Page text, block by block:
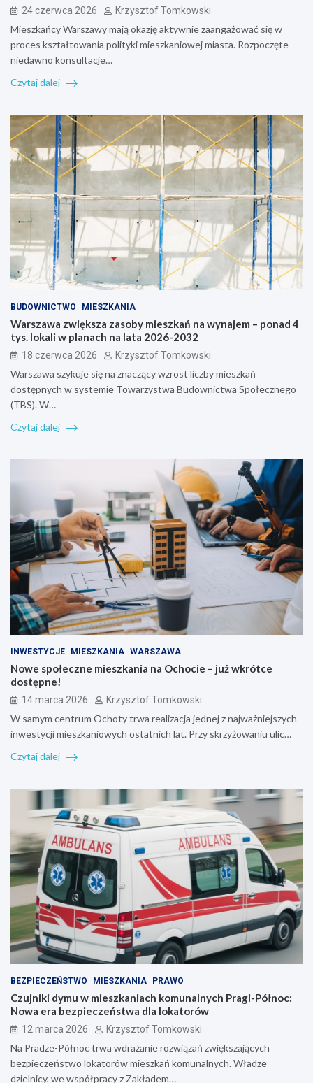
24 czerwca 2026 Krzysztof Tomkowski
Mieszkańcy Warszawy mają okazję aktywnie zaangażować się w
proces kształtowania polityki mieszkaniowej miasta. Rozpoczęte
niedawno konsultacje…
Czytaj dalej
BUDOWNICTWO MIESZKANIA
Warszawa zwiększa zasoby mieszkań na wynajem – ponad 4
tys. lokali w planach na lata 2026-2032
18 czerwca 2026 Krzysztof Tomkowski
Warszawa szykuje się na znaczący wzrost liczby mieszkań
dostępnych w systemie Towarzystwa Budownictwa Społecznego
(TBS). W…
Czytaj dalej
INWESTYCJE MIESZKANIA WARSZAWA
Nowe społeczne mieszkania na Ochocie – już wkrótce
dostępne!
14 marca 2026 Krzysztof Tomkowski
W samym centrum Ochoty trwa realizacja jednej z najważniejszych
inwestycji mieszkaniowych ostatnich lat. Przy skrzyżowaniu ulic…
Czytaj dalej
BEZPIECZEŃSTWO MIESZKANIA PRAWO
Czujniki dymu w mieszkaniach komunalnych Pragi-Północ:
Nowa era bezpieczeństwa dla lokatorów
12 marca 2026 Krzysztof Tomkowski
Na Pradze-Północ trwa wdrażanie rozwiązań zwiększających
bezpieczeństwo lokatorów mieszkań komunalnych. Władze
dzielnicy, we współpracy z Zakładem…